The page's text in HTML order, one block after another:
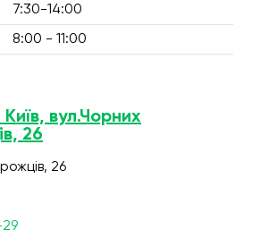
7:30-14:00
8:00 - 11:00
вул.Чорних
26
26